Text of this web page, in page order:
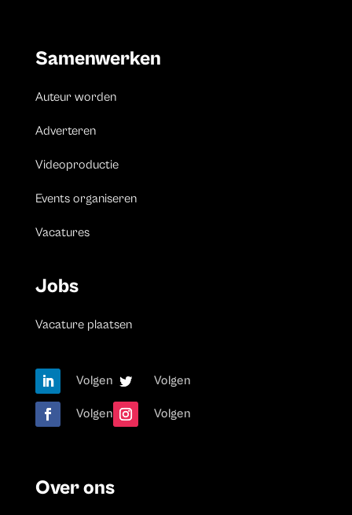
Samenwerken
Auteur worden
Adverteren
Videoproductie
Events organiseren
Vacatures
Jobs
Vacature plaatsen
Volgen Volgen
Volgen Volgen
Over ons